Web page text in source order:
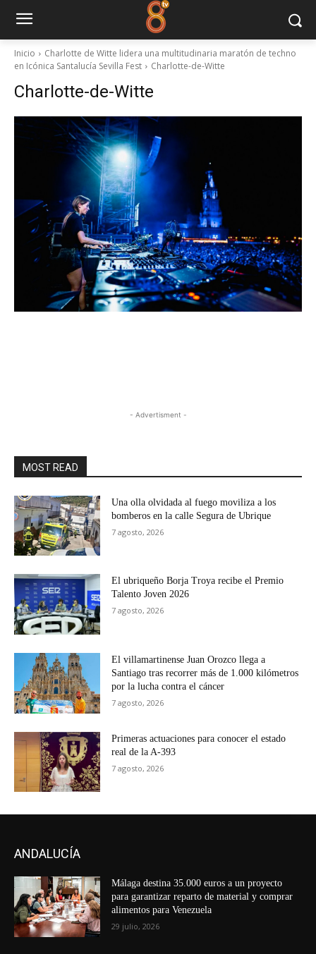
Inicio
Charlotte de Witte lidera una multitudinaria maratón de techno
en Icónica Santalucía Sevilla Fest
Charlotte-de-Witte
Charlotte-de-Witte
- Advertisment -
MOST READ
Una olla olvidada al fuego moviliza a los
bomberos en la calle Segura de Ubrique
7 agosto, 2026
El ubriqueño Borja Troya recibe el Premio
Talento Joven 2026
7 agosto, 2026
El villamartinense Juan Orozco llega a
Santiago tras recorrer más de 1.000 kilómetros
por la lucha contra el cáncer
7 agosto, 2026
Primeras actuaciones para conocer el estado
real de la A-393
7 agosto, 2026
ANDALUCÍA
Málaga destina 35.000 euros a un proyecto
para garantizar reparto de material y comprar
alimentos para Venezuela
29 julio, 2026